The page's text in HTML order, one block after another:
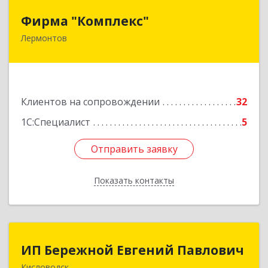
Фирма "Комплекс"
Лермонтов
Клиентов на сопровождении
32
1С:Специалист
5
Отправить заявку
Показать контакты
357348, Ставропольский край, Лермонтов г,
Отправить заявку
Назад
ИП Бережной Евгений Павлович
ИП Бережной Евгений Павлович